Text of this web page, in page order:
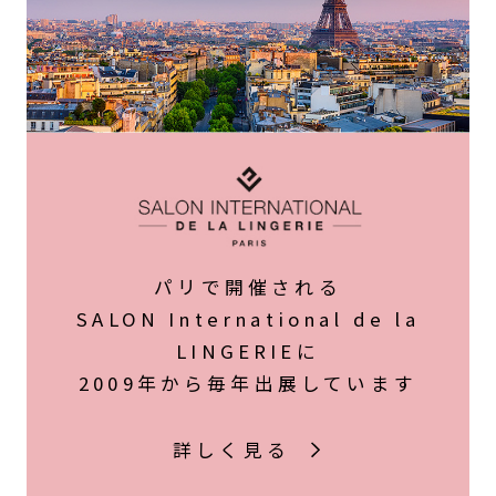
パリで開催される
SALON International de la
LINGERIEに
2009年から毎年出展しています
詳しく見る